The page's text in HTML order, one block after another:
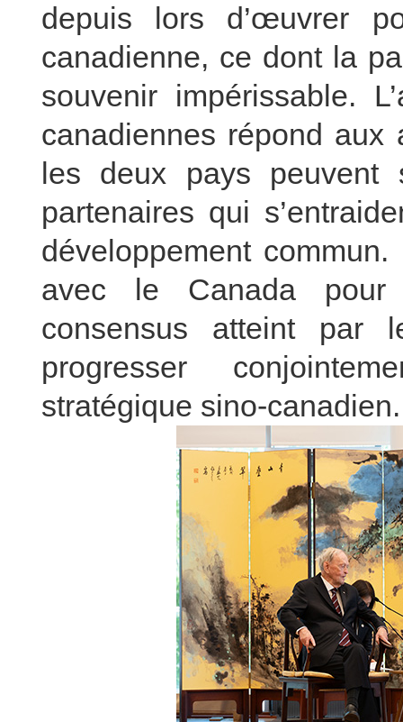
depuis lors d’œuvrer
canadienne, ce dont la
souvenir impérissable.
canadiennes répond
les deux pays peuvent
partenaires qui
développement
avec le Canada pour
consensus atteint par
progresser
stratégique sino-canadien.